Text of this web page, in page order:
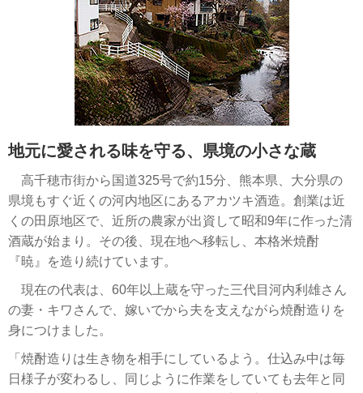
地元に愛される味を守る、県境の小さな蔵
高千穂市街から国道325号で約15分、熊本県、大分県の
県境もすぐ近くの河内地区にあるアカツキ酒造。創業は近
くの田原地区で、近所の農家が出資して昭和9年に作った清
酒蔵が始まり。その後、現在地へ移転し、本格米焼酎
『暁』を造り続けています。
現在の代表は、60年以上蔵を守った三代目河内利雄さん
の妻・キワさんで、嫁いでから夫を支えながら焼酎造りを
身につけました。
「焼酎造りは生き物を相手にしているよう。仕込み中は毎
日様子が変わるし、同じように作業をしていても去年と同